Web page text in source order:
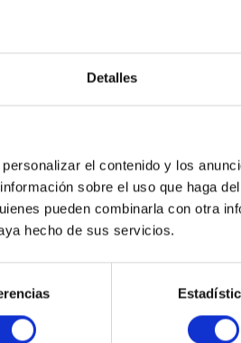
Detalles
el contenido y los
sobre el uso que haga
pueden combinarla con otra
hecho de sus servicios.
Anchura
Solicita